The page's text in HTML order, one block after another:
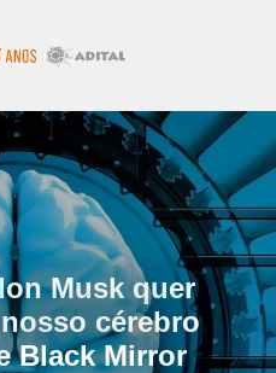
Musk quer
cérebro
Black Mirror